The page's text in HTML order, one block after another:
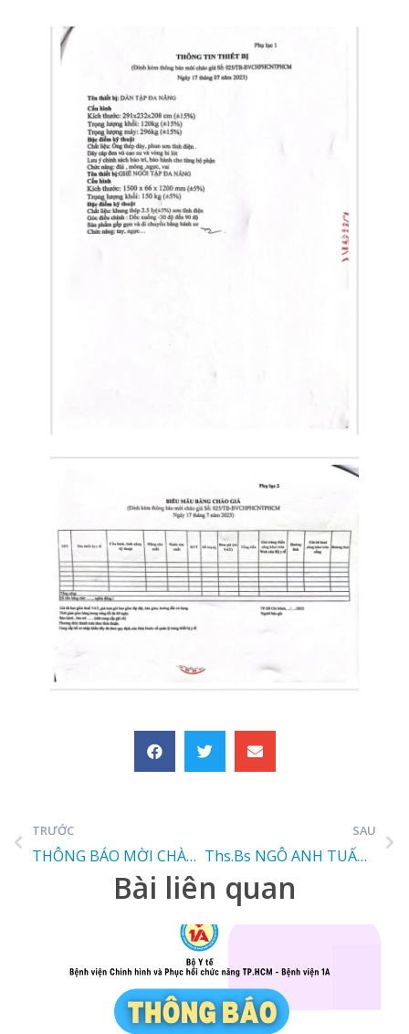
TRƯỚC
THÔNG BÁO MỜI CHÀO GIÁ
SAU
Ths.Bs NGÔ ANH TUẤN NHẬN NHIỆM VỤ QUẢN LÝ, ĐIỀU HÀNH BỆNH VIỆN 1A TỪ NGÀY 01/08/2023.
Bài liên quan